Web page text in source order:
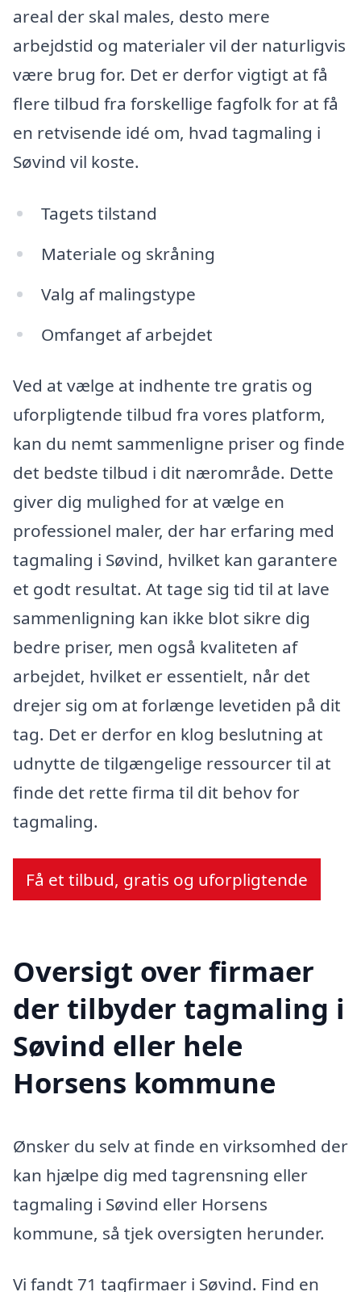
areal der skal males, desto mere
arbejdstid og materialer vil der naturligvis
være brug for. Det er derfor vigtigt at få
flere tilbud fra forskellige fagfolk for at få
en retvisende idé om, hvad tagmaling i
Søvind vil koste.
Tagets tilstand
Materiale og skråning
Valg af malingstype
Omfanget af arbejdet
Ved at vælge at indhente tre gratis og
uforpligtende tilbud fra vores platform,
kan du nemt sammenligne priser og finde
det bedste tilbud i dit nærområde. Dette
giver dig mulighed for at vælge en
professionel maler, der har erfaring med
tagmaling i Søvind, hvilket kan garantere
et godt resultat. At tage sig tid til at lave
sammenligning kan ikke blot sikre dig
bedre priser, men også kvaliteten af
arbejdet, hvilket er essentielt, når det
drejer sig om at forlænge levetiden på dit
tag. Det er derfor en klog beslutning at
udnytte de tilgængelige ressourcer til at
finde det rette firma til dit behov for
tagmaling.
Få et tilbud, gratis og uforpligtende
Oversigt over firmaer
der tilbyder tagmaling i
Søvind eller hele
Horsens kommune
Ønsker du selv at finde en virksomhed der
kan hjælpe dig med tagrensning eller
tagmaling i Søvind eller Horsens
kommune, så tjek oversigten herunder.
Vi fandt 71 tagfirmaer i Søvind. Find en